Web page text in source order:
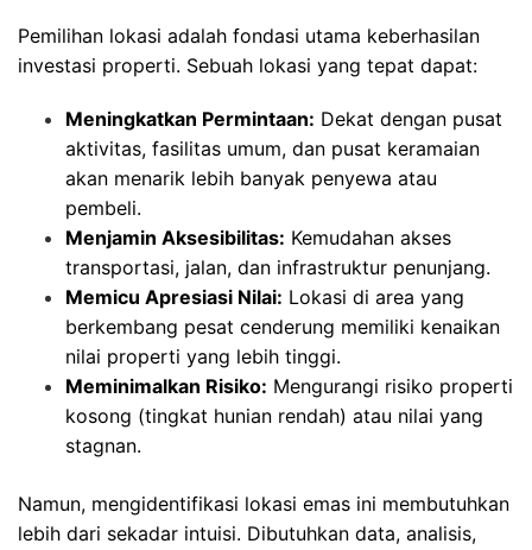
Pemilihan lokasi adalah fondasi utama keberhasilan
investasi properti. Sebuah lokasi yang tepat dapat:
Meningkatkan Permintaan: Dekat dengan pusat
aktivitas, fasilitas umum, dan pusat keramaian
akan menarik lebih banyak penyewa atau
pembeli.
Menjamin Aksesibilitas: Kemudahan akses
transportasi, jalan, dan infrastruktur penunjang.
Memicu Apresiasi Nilai: Lokasi di area yang
berkembang pesat cenderung memiliki kenaikan
nilai properti yang lebih tinggi.
Meminimalkan Risiko: Mengurangi risiko properti
kosong (tingkat hunian rendah) atau nilai yang
stagnan.
Namun, mengidentifikasi lokasi emas ini membutuhkan
lebih dari sekadar intuisi. Dibutuhkan data, analisis,